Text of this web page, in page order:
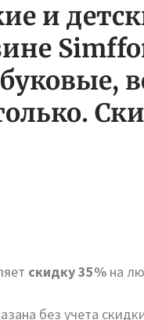
и
скидку 35% на
без учета